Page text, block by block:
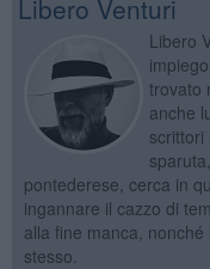
Libero Venturi
Libero
trovato
anche
scrittori
pontederese, cerca in
ingannare il cazzo di
alla fine manca,
stesso.